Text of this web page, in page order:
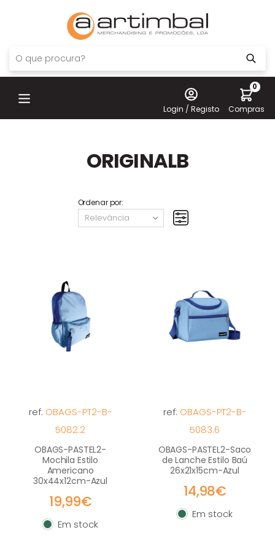
Login / Registo
0
Compras
ORIGINALB
Ordenar por:
ref: OBAGS-PT2-B-
5082.2
OBAGS-PASTEL2-
Mochila Estilo
Americano
30x44x12cm-Azul
19,99€
Em stock
Em stock
ref: OBAGS-PT2-B-
5083.6
OBAGS-PASTEL2-Saco
de Lanche Estilo Baú
26x21x15cm-Azul
14,98€
Em stock
Em stock